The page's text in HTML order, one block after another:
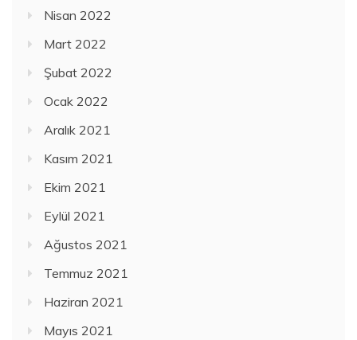
Nisan 2022
Mart 2022
Şubat 2022
Ocak 2022
Aralık 2021
Kasım 2021
Ekim 2021
Eylül 2021
Ağustos 2021
Temmuz 2021
Haziran 2021
Mayıs 2021